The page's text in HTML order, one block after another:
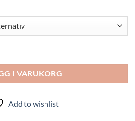
I VARUKORG
Add to wishlist